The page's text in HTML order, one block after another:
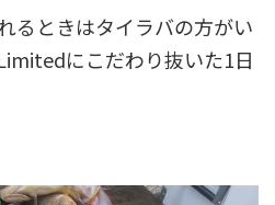
るときはタイラバの方がい
にこだわり抜いた1日